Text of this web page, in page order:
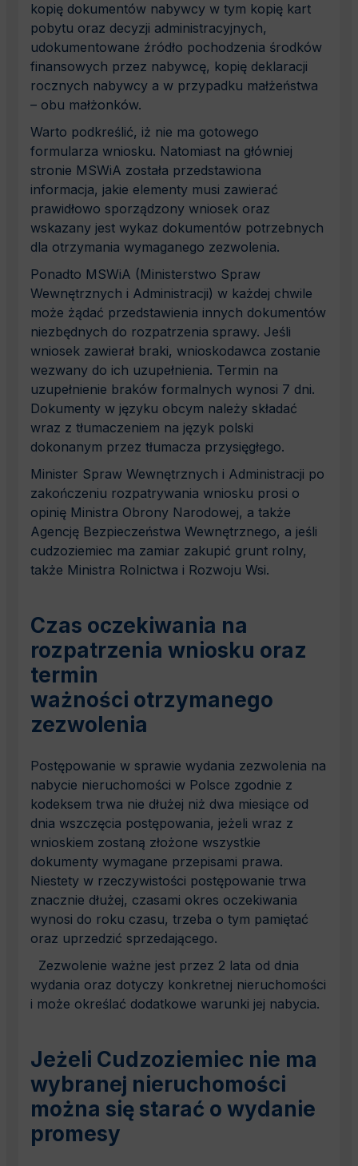
kopię dokumentów nabywcy w tym kopię kart
pobytu oraz decyzji administracyjnych,
udokumentowane źródło pochodzenia środków
finansowych przez nabywcę, kopię deklaracji
rocznych nabywcy a w przypadku małżeństwa
– obu małżonków.
Warto podkreślić, iż nie ma gotowego
formularza wniosku. Natomiast na główniej
stronie MSWiA została przedstawiona
informacja, jakie elementy musi zawierać
prawidłowo sporządzony wniosek oraz
wskazany jest wykaz dokumentów potrzebnych
dla otrzymania wymaganego zezwolenia.
Ponadto MSWiA (Ministerstwo Spraw
Wewnętrznych i Administracji) w każdej chwile
może żądać przedstawienia innych dokumentów
niezbędnych do rozpatrzenia sprawy. Jeśli
wniosek zawierał braki, wnioskodawca zostanie
wezwany do ich uzupełnienia. Termin na
uzupełnienie braków formalnych wynosi 7 dni.
Dokumenty w języku obcym należy składać
wraz z tłumaczeniem na język polski
dokonanym przez tłumacza przysięgłego.
Minister Spraw Wewnętrznych i Administracji po
zakończeniu rozpatrywania wniosku prosi o
opinię Ministra Obrony Narodowej, a także
Agencję Bezpieczeństwa Wewnętrznego, a jeśli
cudzoziemiec ma zamiar zakupić grunt rolny,
także Ministra Rolnictwa i Rozwoju Wsi.
Czas oczekiwania na
rozpatrzenia wniosku oraz
termin
ważności otrzymanego
zezwolenia
Postępowanie w sprawie wydania zezwolenia na
nabycie nieruchomości w Polsce zgodnie z
kodeksem trwa nie dłużej niż dwa miesiące od
dnia wszczęcia postępowania, jeżeli wraz z
wnioskiem zostaną złożone wszystkie
dokumenty wymagane przepisami prawa.
Niestety w rzeczywistości postępowanie trwa
znacznie dłużej, czasami okres oczekiwania
wynosi do roku czasu, trzeba o tym pamiętać
oraz uprzedzić sprzedającego.
Zezwolenie ważne jest przez 2 lata od dnia
wydania oraz dotyczy konkretnej nieruchomości
i może określać dodatkowe warunki jej nabycia.
Jeżeli Cudzoziemiec nie ma
wybranej nieruchomości
można się starać o wydanie
promesy